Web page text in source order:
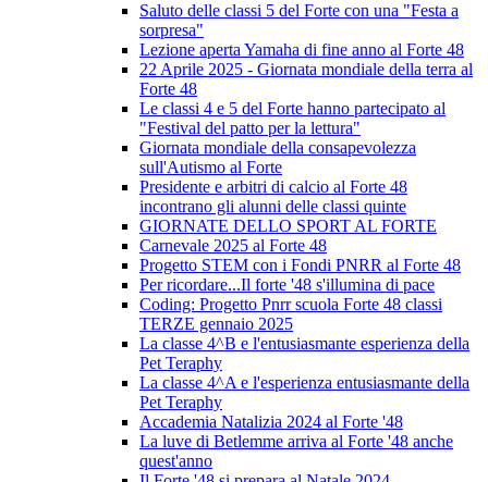
Saluto delle classi 5 del Forte con una "Festa a
sorpresa"
Lezione aperta Yamaha di fine anno al Forte 48
22 Aprile 2025 - Giornata mondiale della terra al
Forte 48
Le classi 4 e 5 del Forte hanno partecipato al
"Festival del patto per la lettura"
Giornata mondiale della consapevolezza
sull'Autismo al Forte
Presidente e arbitri di calcio al Forte 48
incontrano gli alunni delle classi quinte
GIORNATE DELLO SPORT AL FORTE
Carnevale 2025 al Forte 48
Progetto STEM con i Fondi PNRR al Forte 48
Per ricordare...Il forte '48 s'illumina di pace
Coding: Progetto Pnrr scuola Forte 48 classi
TERZE gennaio 2025
La classe 4^B e l'entusiasmante esperienza della
Pet Teraphy
La classe 4^A e l'esperienza entusiasmante della
Pet Teraphy
Accademia Natalizia 2024 al Forte '48
La luve di Betlemme arriva al Forte '48 anche
quest'anno